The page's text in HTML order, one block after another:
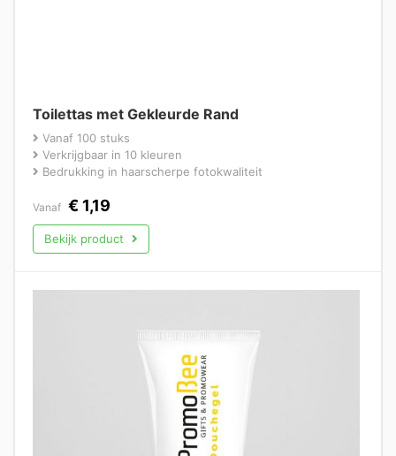
Toilettas met Gekleurde Rand
Vanaf 100 stuks
Verkrijgbaar in 10 kleuren
Bedrukking in haarscherpe fotokwaliteit
Vanaf € 1,19
Bekijk product